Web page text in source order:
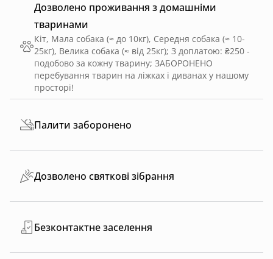
Дозволено проживання з домашніми
тваринами
Кіт, Мала собака (≈ до 10кг), Середня собака (≈ 10-
25кг), Велика собака (≈ від 25кг); З доплатою: ₴250 -
подобово за кожну тварину; ЗАБОРОНЕНО
перебування тварин на ліжках і диванах у нашому
просторі!
Палити заборонено
Дозволено святкові зібрання
Безконтактне заселення